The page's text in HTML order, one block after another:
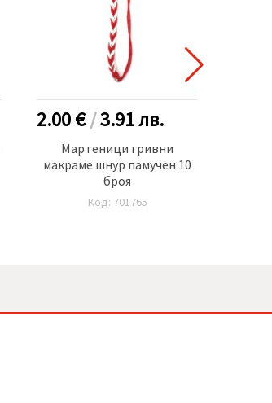
2.00 €/3.91лв.
Мартеници гривни
макраме шнур памучен 10
броя
Код: 701765